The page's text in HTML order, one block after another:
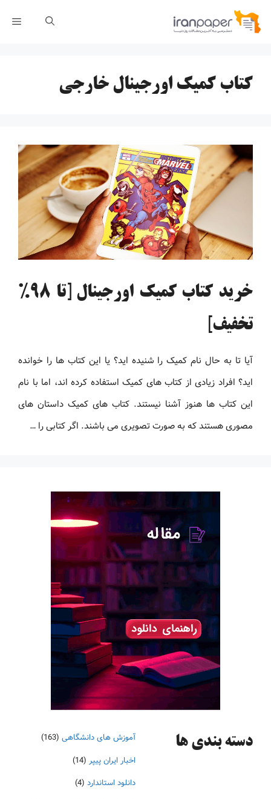
پرش
کتاب کمیک اورجینال خارجی
خرید کتاب کمیک اورجینال [تا 98%
تخفیف]
آیا تا به حال نام کمیک را شنیده اید؟ یا این کتاب ها را خوانده
اید؟ افراد زیادی از کتاب های کمیک استفاده کرده اند، اما با نام
این کتاب ها هنوز آشنا نیستند. کتاب های کمیک داستان های
مصوری هستند که به صورت تصویری می باشند. اگر کتابی را …
دسته‌ بندی ها آموزش های دانشگاهی (163)
اخبار ایران پیپر (14)
دانلود استاندارد (4)